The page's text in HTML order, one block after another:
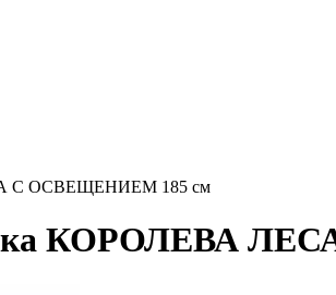
С ОСВЕЩЕНИЕМ 185 см
елка КОРОЛЕВА